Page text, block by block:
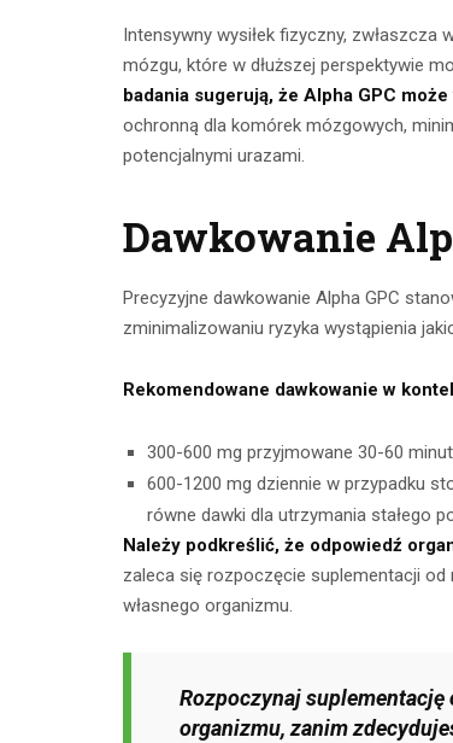
Intensywny wysiłek fizyczny,
mózgu, które w dłuższej perspektywie
badania sugerują, że Alpha GPC
ochronną dla komórek mózgowych,
potencjalnymi urazami.
Dawkowanie
Precyzyjne dawkowanie Alpha GPC
zminimalizowaniu ryzyka wystąpienia
Rekomendowane dawkowanie w
300-600 mg przyjmowane 30-60
600-1200 mg dziennie w przypadku
równe dawki dla utrzymania stałego
Należy podkreślić, że odpowiedź
zaleca się rozpoczęcie suplementacji
własnego organizmu.
Rozpoczynaj
organizmu, zanim